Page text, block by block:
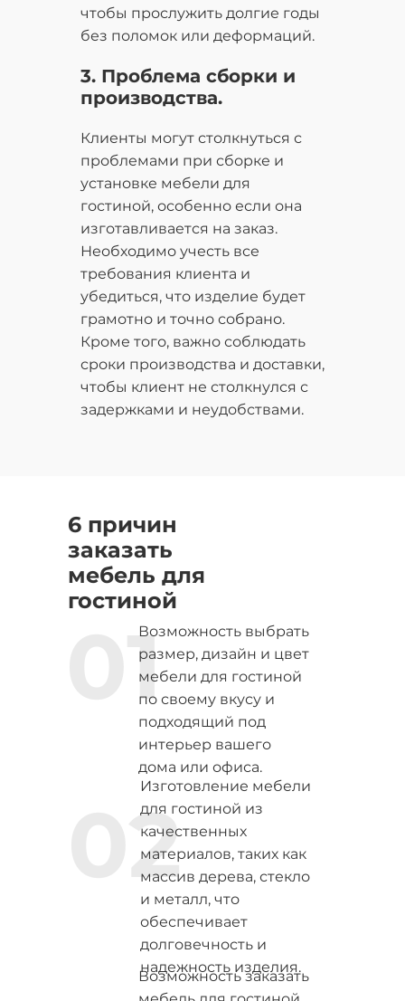
чтобы прослужить долгие годы
без поломок или деформаций.
3. Проблема сборки и
производства.
Клиенты могут столкнуться с
проблемами при сборке и
установке мебели для
гостиной, особенно если она
изготавливается на заказ.
Необходимо учесть все
требования клиента и
убедиться, что изделие будет
грамотно и точно собрано.
Кроме того, важно соблюдать
сроки производства и доставки,
чтобы клиент не столкнулся с
задержками и неудобствами.
6 причин
заказать
мебель для
гостиной
Возможность выбрать
размер, дизайн и цвет
мебели для гостиной
по своему вкусу и
подходящий под
интерьер вашего
дома или офиса.
Изготовление мебели
для гостиной из
качественных
материалов, таких как
массив дерева, стекло
и металл, что
обеспечивает
долговечность и
надежность изделия.
Возможность заказать
01
02